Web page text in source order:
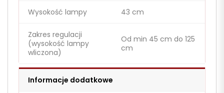
Wysokość lampy 43 cm
Zakres regulacji
(wysokość lampy
wliczona)
Od min 45 cm do 125
cm
Informacje dodatkowe